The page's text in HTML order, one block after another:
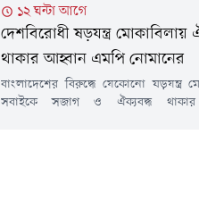
১২ ঘন্টা আগে
দেশবিরোধী ষড়যন্ত্র মোকাবিলায়
থাকার আহ্বান এমপি নোমানের
বাংলাদেশের বিরুদ্ধে যেকোনো ষড়যন্ত্র
সবাইকে সজাগ ও ঐক্যবদ্ধ থাকার